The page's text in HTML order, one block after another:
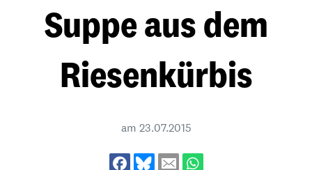
Suppe aus dem
Riesenkürbis
am 23.07.2015